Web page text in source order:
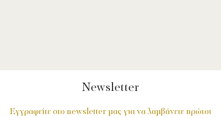
Newsletter
Εγγραφείτε στο newsletter μας για να λαμβάνετε πρώτοι